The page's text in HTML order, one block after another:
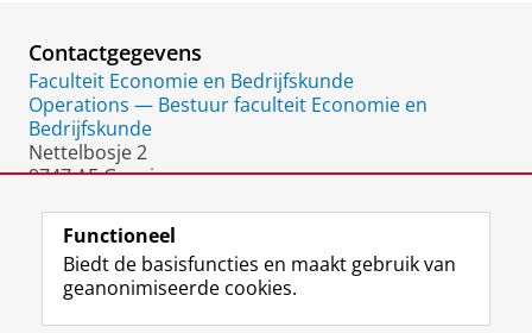
Contactgegevens
Faculteit Economie en Bedrijfskunde
Operations — Bestuur faculteit Economie en
Bedrijfskunde
Nettelbosje 2
9747 AE Groningen
Functioneel
Biedt de basisfuncties en maakt gebruik van
geanonimiseerde cookies.